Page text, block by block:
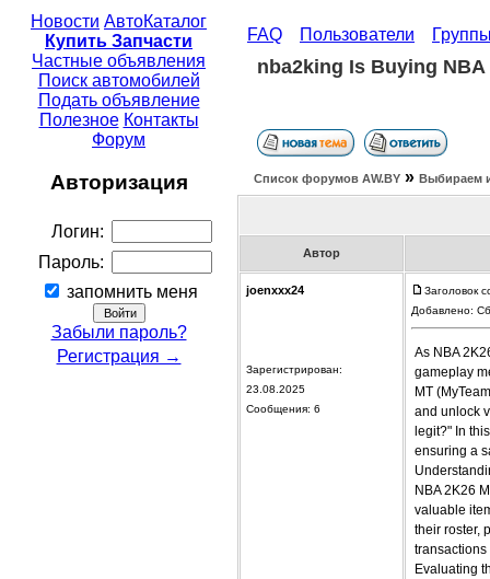
Новости АвтоКаталог
Купить Запчасти
Частные объявления
Поиск автомобилей
Подать объявление
Полезное Контакты
Форум
Авторизация
Логин:
Пароль:
запомнить меня
Забыли пароль?
Регистрация →
FAQ Пользователи
nba2king Is Buying
Список форумов АW.BY » Выбираем
Автор
joenxxx24
Зарегистрирован:
23.08.2025
Сообщения: 6
Заголовок
Добавлено:
As NBA
gameplay
MT
and unlock
legit?" In
ensuring a
NBA 2K26
valuable
their roster,
transactions
Evaluating